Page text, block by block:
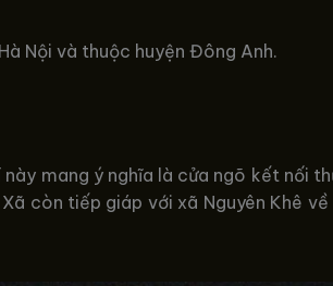
Nội và thuộc huyện Đông Anh.
mang ý nghĩa là cửa ngõ kết nối
còn tiếp giáp với xã Nguyên Khê về